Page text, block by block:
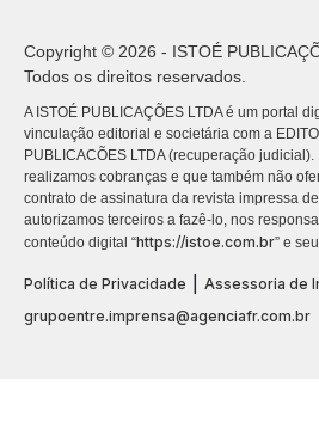
Copyright © 2026 - ISTOÉ
Todos os direitos reservados.
A ISTOÉ PUBLICAÇÕES LTDA é um portal
vinculação editorial e societária com a
PUBLICACÕES LTDA (recuperação
realizamos cobranças e que também não
contrato de assinatura da revista impressa
autorizamos terceiros a fazê-lo, nos
conteúdo digital “https://istoe.com.br” e
Política de Privacidade
Assessoria de
grupoentre.imprensa@agenciafr.com.br